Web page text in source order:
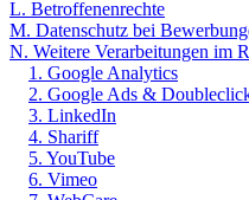
L. Betroffenenrechte
M. Datenschutz bei
N. Weitere Verarbeitungen im
1. Google Analytics
2. Google Ads &
3. LinkedIn
4. Shariff
5. YouTube
6. Vimeo